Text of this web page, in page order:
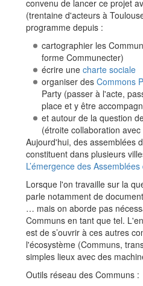
convenu de lancer ce projet
(trentaine d'acteurs à
programme depuis :
cartographier les
forme Communecter)
écrire une charte sociale
organiser des Commons
Party (passer à l'acte,
place et y être
et autour de la question
(étroite collaboration avec
Aujourd'hui, des assemblées
constituent dans plusieurs
L’émergence des
Lorsque l'on travaille sur la
parle notamment de
… mais on aborde pas
Communs en tant que tel.
est de s’ouvrir à ces autres
l'écosystème (Communs,
simples lieux avec des
Outils réseau des Communs :